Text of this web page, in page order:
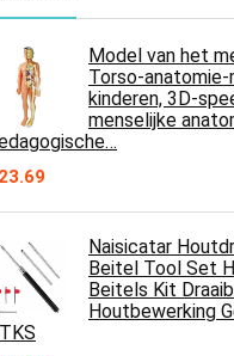
Model van het
Torso-
kinderen, 3D-
menselijke
23.69
Naisicatar
Beitel Tool Set
Beitels Kit
Houtbewerking